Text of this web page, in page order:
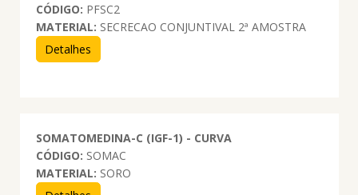
CÓDIGO: PFSC2
MATERIAL: SECRECAO CONJUNTIVAL 2ª AMOSTRA
Detalhes
SOMATOMEDINA-C (IGF-1) - CURVA
CÓDIGO: SOMAC
MATERIAL: SORO